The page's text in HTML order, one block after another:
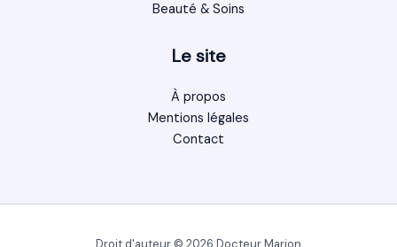
Beauté & Soins
Le site
À propos
Mentions légales
Contact